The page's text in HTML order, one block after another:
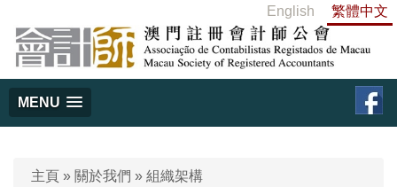
English 繁體中文
MENU
主頁 » 關於我們 » 組織架構